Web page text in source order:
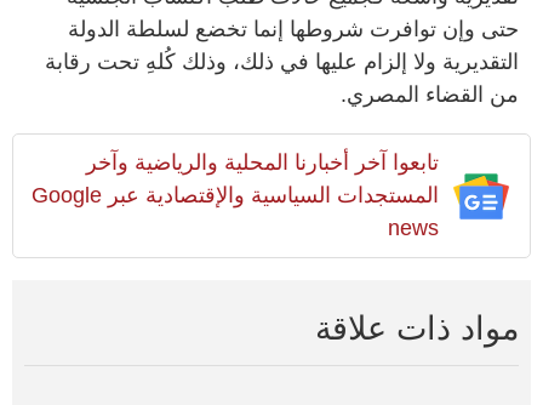
حتى وإن توافرت شروطها إنما تخضع لسلطة الدولة
التقديرية ولا إلزام عليها في ذلك، وذلك كُلهِ تحت رقابة
من القضاء المصري.
تابعوا آخر أخبارنا المحلية والرياضية وآخر
المستجدات السياسية والإقتصادية عبر Google
news
مواد ذات علاقة